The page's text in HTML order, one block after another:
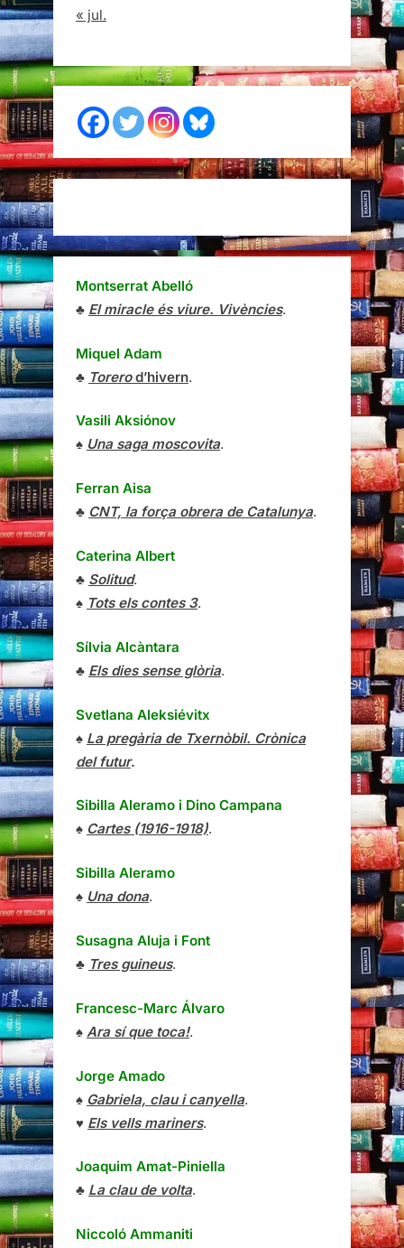
« jul.
Montserrat Abelló
♣ El miracle és viure. Vivències.
Miquel Adam
♣ Torerod’hivern.
Vasili Aksiónov
♠ Una saga moscovita.
Ferran Aisa
♣ CNT, la força obrera de Catalunya.
Caterina Albert
♣ Solitud.
♠ Tots els contes 3.
Sílvia Alcàntara
♣ Els dies sense glòria.
Svetlana Aleksiévitx
♠ La pregària de Txernòbil. Crònica
del futur.
Sibilla Aleramo i Dino Campana
♠ Cartes (1916-1918).
Sibilla Aleramo
♠ Una dona.
Susagna Aluja i Font
♣ Tres guineus.
Francesc-Marc Álvaro
♠ Ara sí que toca!.
Jorge Amado
♠ Gabriela, clau i canyella.
♥ Els vells mariners.
Joaquim Amat-Piniella
♣ La clau de volta.
Niccoló Ammaniti